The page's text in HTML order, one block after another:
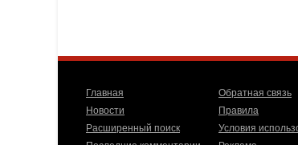
Главная
Новости
Расширенный поиск
Обратная связь
Правила
Условия